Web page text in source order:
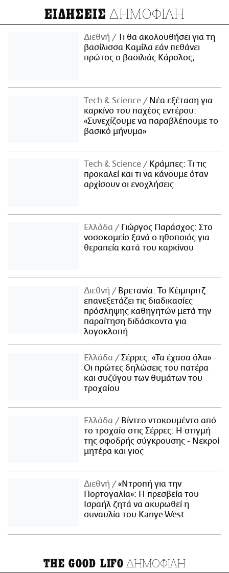
ΕΙΔΗΣΕΙΣ ΔΗΜΟΦΙΛΗ
Διεθνή
Τι θα ακολουθήσει για τη
βασίλισσα Καμίλα εάν πεθάνει
πρώτος ο βασιλιάς Κάρολος;
Τech & Science
Νέα εξέταση για
καρκίνο του παχέος εντέρου:
«Συνεχίζουμε να παραβλέπουμε το
βασικό μήνυμα»
Τech & Science
Κράμπες: Τι τις
προκαλεί και τι να κάνουμε όταν
αρχίσουν οι ενοχλήσεις
Ελλάδα
Γιώργος Παράσχος: Στο
νοσοκομείο ξανά ο ηθοποιός για
θεραπεία κατά του καρκίνου
Διεθνή
Βρετανία: Το Κέιμπριτζ
επανεξετάζει τις διαδικασίες
πρόσληψης καθηγητών μετά την
παραίτηση διδάσκοντα για
λογοκλοπή
Ελλάδα
Σέρρες: «Τα έχασα όλα» -
Οι πρώτες δηλώσεις του πατέρα
και συζύγου των θυμάτων του
τροχαίου
Ελλάδα
Βίντεο ντοκουμέντο από
το τροχαίο στις Σέρρες: Η στιγμή
της σφοδρής σύγκρουσης - Νεκροί
μητέρα και γιος
Διεθνή
«Ντροπή για την
Πορτογαλία»: Η πρεσβεία του
Ισραήλ ζητά να ακυρωθεί η
συναυλία του Kanye West
THE GOOD LIFO ΔΗΜΟΦΙΛΗ